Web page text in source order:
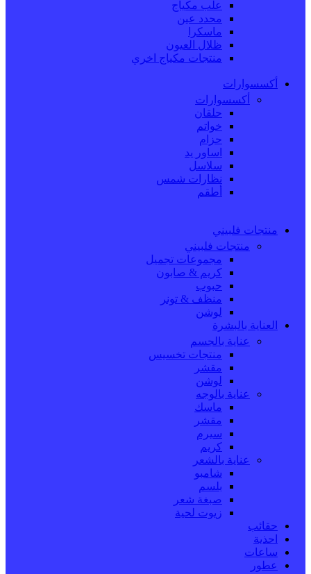
علب مكياج
محدد عين
ماسكرا
ظلال العيون
منتجات مكياج اخري
أكسسوارات
أكسسوارات
حلقان
خواتم
حزام
اساور يد
سلاسل
نظارات شمس
أطقم
منتجات فلبيني
منتجات فلبيني
مجموعات تجميل
كريم & صابون
حبوب
منظف & تونر
لوشن
العناية بالبشرة
عناية بالجسم
منتجات تخسيس
مقشر
لوشن
عناية بالوجه
ماسك
مقشر
سيرم
كريم
عناية بالشعر
شامبو
بلسم
صبغة شعر
زيوت لحية
حقائب
احذية
ساعات
عطور